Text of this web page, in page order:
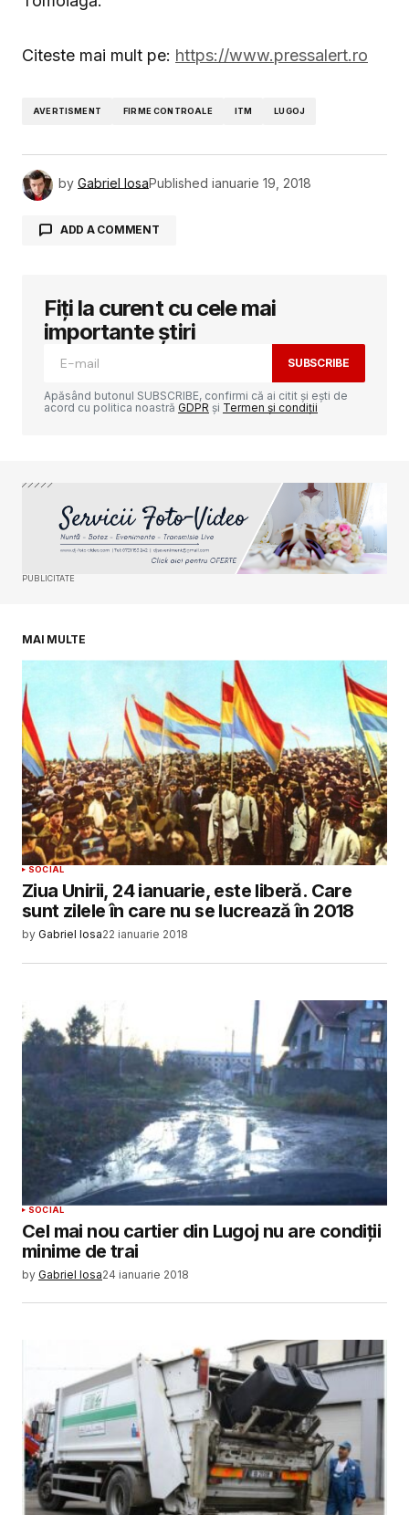
Citeste mai mult pe: https://www.pressalert.ro
AVERTISMENT FIRME CONTROALE ITM LUGOJ
by Gabriel IosaPublished ianuarie 19, 2018
ADD A COMMENT
Adresa ta de email nu va fi publicată.
Câmpurile obligatorii sunt marcate cu
Your E-mail*
Fiți la curent cu cele mai
importante știri
SUBSCRIBE
Apăsând butonul SUBSCRIBE, confirmi că ai citit și ești de
acord cu politica noastră GDPR și Termen și condiții
PUBLICITATE
MAI MULTE
SOCIAL
Ziua Unirii, 24 ianuarie, este liberă. Care
sunt zilele în care nu se lucrează în 2018
by Gabriel Iosa22 ianuarie 2018
SOCIAL
Cel mai nou cartier din Lugoj nu are condiţii
minime de trai
by Gabriel Iosa24 ianuarie 2018